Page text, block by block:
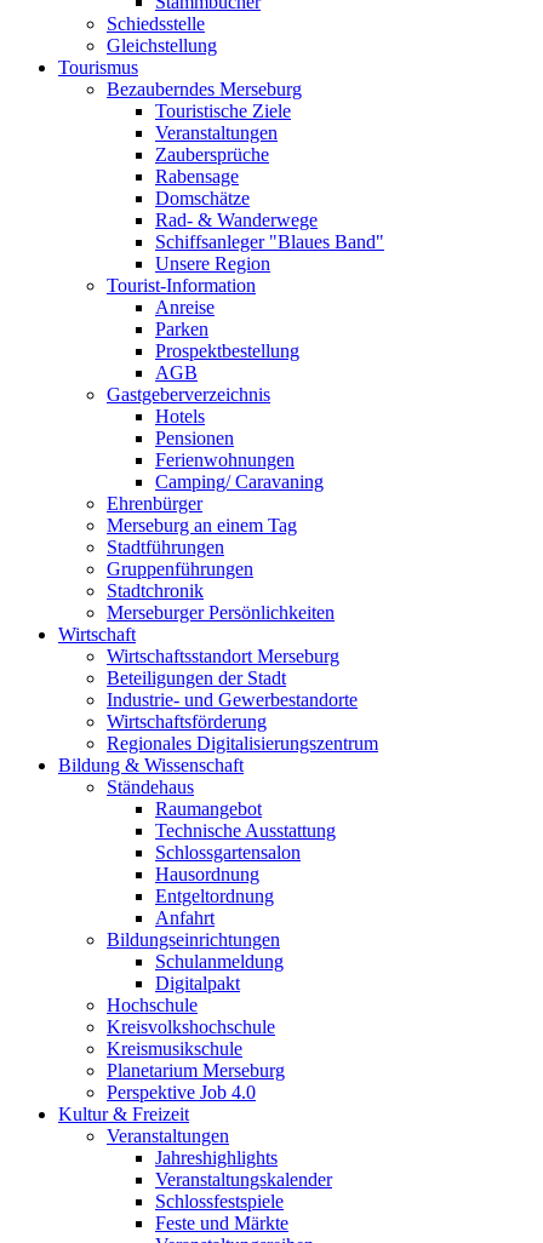
Schiedsstelle
Gleichstellung
Tourismus
Bezauberndes Merseburg
Touristische Ziele
Veranstaltungen
Zaubersprüche
Rabensage
Domschätze
Rad- & Wanderwege
Schiffsanleger "Blaues Band"
Unsere Region
Tourist-Information
Anreise
Parken
Prospektbestellung
AGB
Gastgeberverzeichnis
Hotels
Pensionen
Ferienwohnungen
Camping/ Caravaning
Ehrenbürger
Merseburg an einem Tag
Stadtführungen
Gruppenführungen
Stadtchronik
Merseburger Persönlichkeiten
Wirtschaft
Wirtschaftsstandort Merseburg
Beteiligungen der Stadt
Industrie- und Gewerbestandorte
Wirtschaftsförderung
Regionales Digitalisierungszentrum
Bildung & Wissenschaft
Ständehaus
Raumangebot
Technische Ausstattung
Schlossgartensalon
Hausordnung
Entgeltordnung
Anfahrt
Bildungseinrichtungen
Schulanmeldung
Digitalpakt
Hochschule
Kreisvolkshochschule
Kreismusikschule
Planetarium Merseburg
Perspektive Job 4.0
Kultur & Freizeit
Veranstaltungen
Jahreshighlights
Veranstaltungskalender
Schlossfestspiele
Feste und Märkte